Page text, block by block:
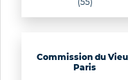
Commission du
Paris